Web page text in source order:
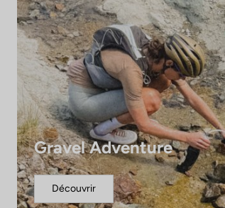
Gravel Adventure
Découvrir